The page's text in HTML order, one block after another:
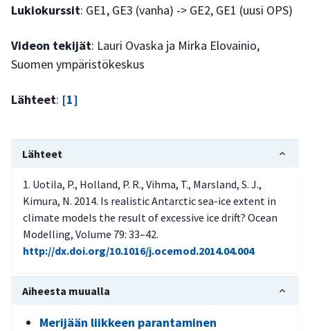
Lukiokurssit: GE1, GE3 (vanha) -> GE2, GE1 (uusi OPS)
Videon tekijät: Lauri Ovaska ja Mirka Elovainio,
Suomen ympäristökeskus
Lähteet: [1]
Lähteet
Uotila, P., Holland, P. R., Vihma, T., Marsland, S. J.,
Kimura, N. 2014. Is realistic Antarctic sea-ice extent in
climate models the result of excessive ice drift? Ocean
Modelling, Volume 79: 33–42.
http://dx.doi.org/10.1016/j.ocemod.2014.04.004
Aiheesta muualla
Merijään liikkeen parantaminen